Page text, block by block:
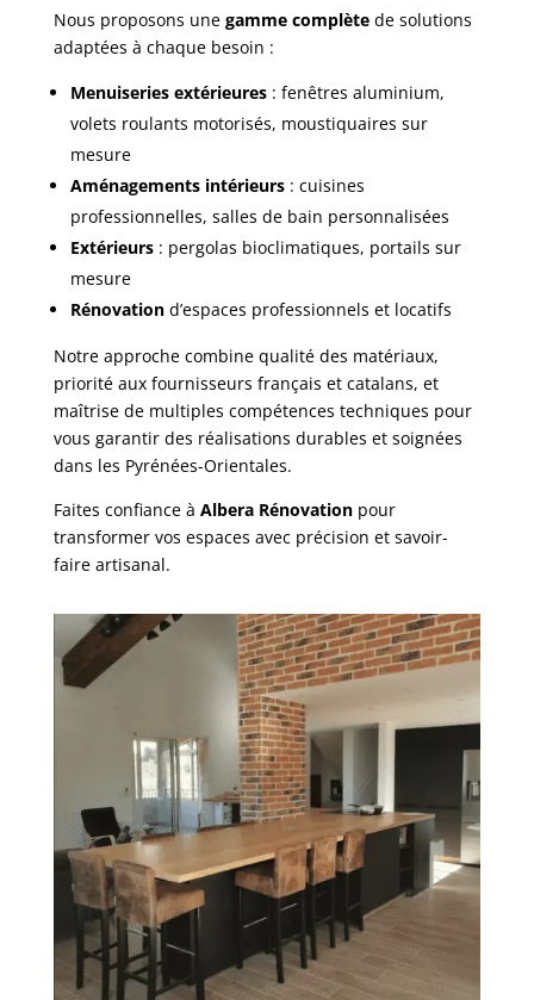
Nous proposons une gamme complètede solutions
adaptées à chaque besoin :
Menuiseries extérieures: fenêtres aluminium,
volets roulants motorisés, moustiquaires sur
mesure
Aménagements intérieurs: cuisines
professionnelles, salles de bain personnalisées
Extérieurs: pergolas bioclimatiques, portails sur
mesure
Rénovationd’espaces professionnels et locatifs
Notre approche combine qualité des matériaux,
priorité aux fournisseurs français et catalans, et
maîtrise de multiples compétences techniques pour
vous garantir des réalisations durables et soignées
dans les Pyrénées-Orientales.
Faites confiance à Albera Rénovationpour
transformer vos espaces avec précision et savoir-
faire artisanal.